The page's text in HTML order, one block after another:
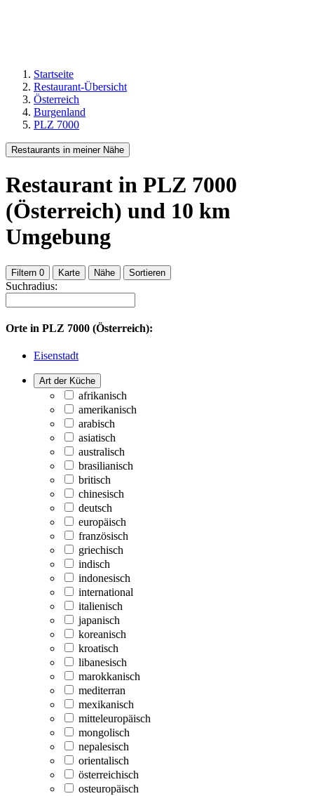
Startseite
Restaurant-Übersicht
Österreich
Burgenland
PLZ 7000
Restaurants in meiner Nähe
Restaurant in PLZ 7000
(Österreich) und 10 km
Umgebung
Filtern 0 Karte Nähe Sortieren
Suchradius:
Orte in PLZ 7000 (Österreich):
Eisenstadt
Art der Küche
afrikanisch
amerikanisch
arabisch
asiatisch
australisch
brasilianisch
britisch
chinesisch
deutsch
europäisch
französisch
griechisch
indisch
indonesisch
international
italienisch
japanisch
koreanisch
kroatisch
libanesisch
marokkanisch
mediterran
mexikanisch
mitteleuropäisch
mongolisch
nepalesisch
orientalisch
österreichisch
osteuropäisch